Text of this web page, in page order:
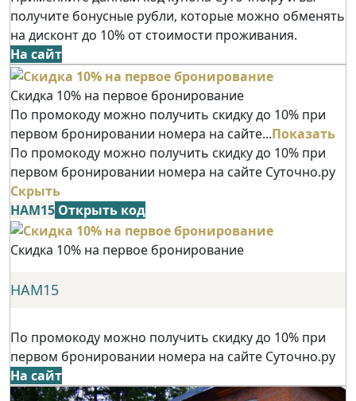
получите бонусные рубли, которые можно обменять
на дисконт до 10% от стоимости проживания.
На сайт
Скидка 10% на первое бронирование
По промокоду можно получить скидку до 10% при
первом бронировании номера на сайте...Показать
По промокоду можно получить скидку до 10% при
первом бронировании номера на сайте Суточно.ру
Скрыть
НАМ15 Открыть код
Скидка 10% на первое бронирование
НАМ15
По промокоду можно получить скидку до 10% при
первом бронировании номера на сайте Суточно.ру
На сайт